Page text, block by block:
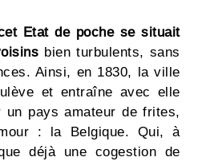
Etat de poche se situait
bien turbulents, sans
Ainsi, en 1830, la ville
et entraîne avec elle
pays amateur de frites,
: la Belgique. Qui, à
déjà une cogestion de